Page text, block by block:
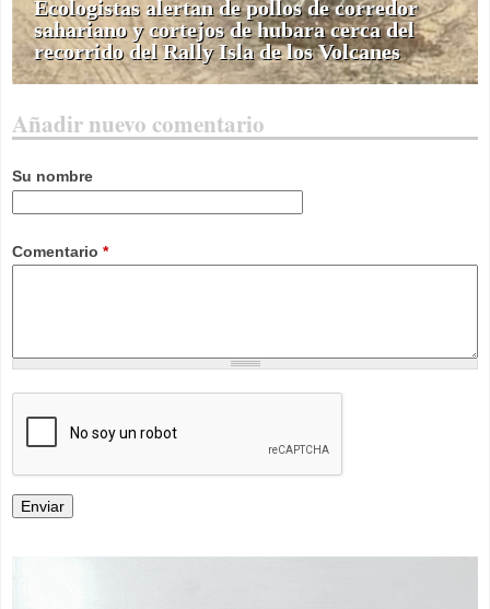
Ecologistas alertan de pollos de corredor
sahariano y cortejos de hubara cerca del
recorrido del Rally Isla de los Volcanes
Añadir nuevo comentario
Su nombre
Comentario *